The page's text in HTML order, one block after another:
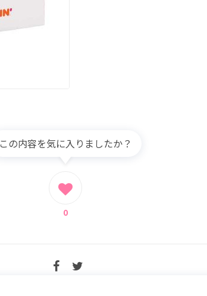
この内容を気に入りましたか？
0